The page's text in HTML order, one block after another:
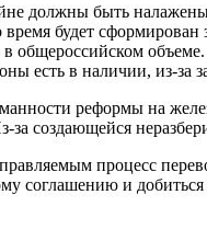
должны быть
будет
в общероссийском
есть в наличии, из-
реформы на
создающейся
процесс
соглашению и